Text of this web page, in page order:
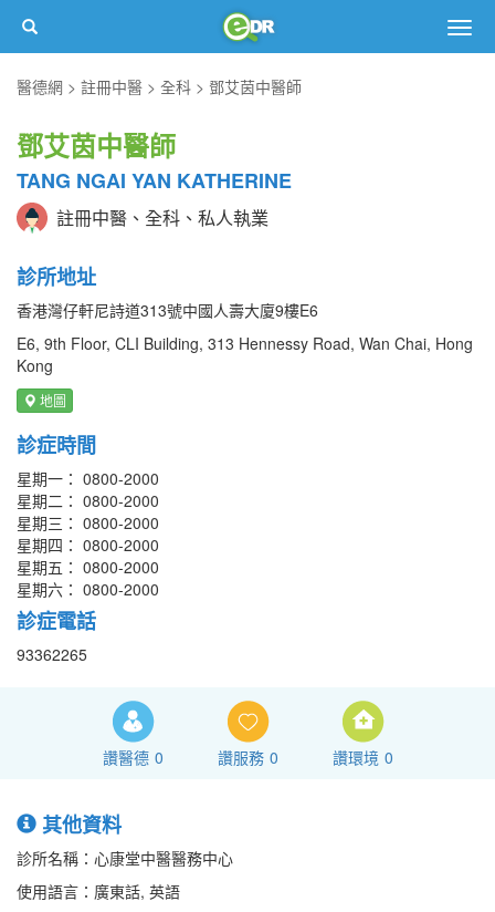
醫德網
註冊中醫 全科 鄧艾茵中醫師
鄧艾茵中醫師
TANG NGAI YAN KATHERINE
註冊中醫、全科、私人執業
診所地址
香港灣仔軒尼詩道313號中國人壽大廈9樓E6
E6, 9th Floor, CLI Building, 313 Hennessy Road, Wan Chai, Hong
Kong
地圖
診症時間
星期一： 0800-2000
星期二： 0800-2000
星期三： 0800-2000
星期四： 0800-2000
星期五： 0800-2000
星期六： 0800-2000
診症電話
93362265
讚醫德 0 讚服務 0 讚環境 0
其他資料
診所名稱：心康堂中醫醫務中心
使用語言：廣東話, 英語